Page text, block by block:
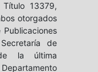
y
13379,
otorgados
de
de la última